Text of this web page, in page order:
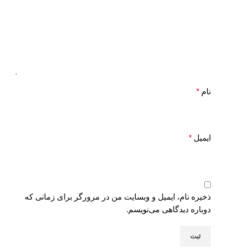
نام *
ایمیل *
ذخیره نام، ایمیل و وبسایت من در مرورگر برای زمانی که
دوباره دیدگاهی می‌نویسم.